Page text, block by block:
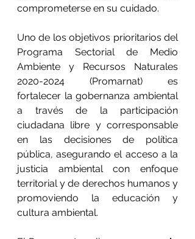
comprometerse en su cuidado.
Uno de los objetivos prioritarios del
Programa Sectorial de Medio
Ambiente y Recursos Naturales
2020-2024 (Promarnat) es
fortalecer la gobernanza ambiental
a través de la participación
ciudadana libre y corresponsable
en las decisiones de política
pública, asegurando el acceso a la
justicia ambiental con enfoque
territorial y de derechos humanos y
promoviendo la educación y
cultura ambiental.